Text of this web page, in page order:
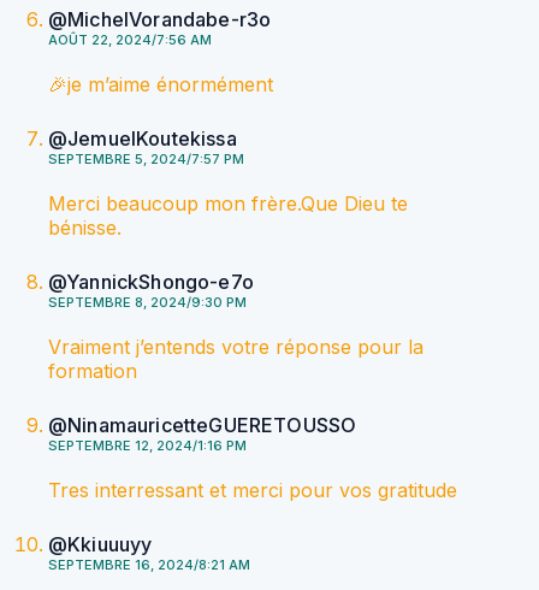
@MichelVorandabe-r3o
AOÛT 22, 2024/7:56 AM
🎉je m’aime énormément
@JemuelKoutekissa
SEPTEMBRE 5, 2024/7:57 PM
Merci beaucoup mon frère.Que Dieu te
bénisse.
@YannickShongo-e7o
SEPTEMBRE 8, 2024/9:30 PM
Vraiment j’entends votre réponse pour la
formation
@NinamauricetteGUERETOUSSO
SEPTEMBRE 12, 2024/1:16 PM
Tres interressant et merci pour vos gratitude
@Kkiuuuyy
SEPTEMBRE 16, 2024/8:21 AM